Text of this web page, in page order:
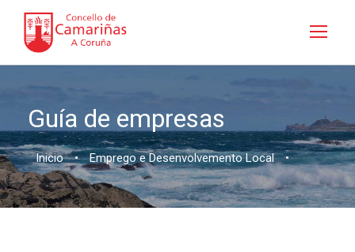
Guía de empresas
Inicio • Emprego e Desenvolvemento Local •